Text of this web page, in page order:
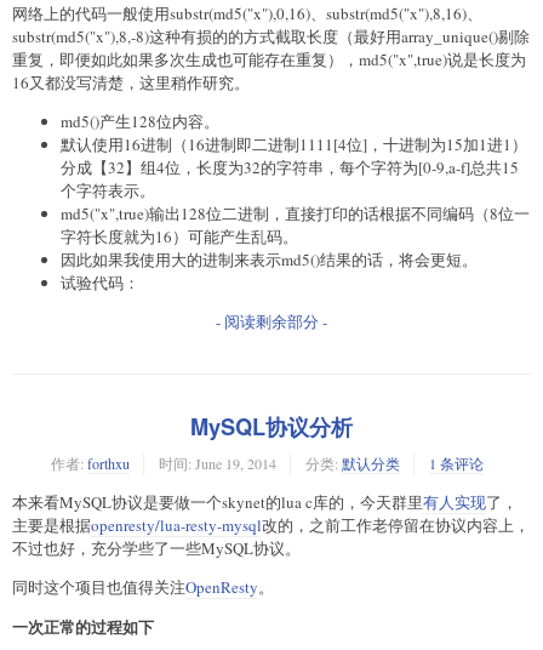
网络上的代码一般使用substr(md5("x"),0,16)、substr(md5("x"),8,16)、
substr(md5("x"),8,-8)这种有损的的方式截取长度（最好用array_unique()剔除
重复，即便如此如果多次生成也可能存在重复），md5("x",true)说是长度为
16又都没写清楚，这里稍作研究。
md5()产生128位内容。
默认使用16进制（16进制即二进制1111[4位]，十进制为15加1进1）
分成【32】组4位，长度为32的字符串，每个字符为[0-9,a-f]总共15
个字符表示。
md5("x",true)输出128位二进制，直接打印的话根据不同编码（8位一
字符长度就为16）可能产生乱码。
因此如果我使用大的进制来表示md5()结果的话，将会更短。
试验代码：
- 阅读剩余部分 -
MySQL协议分析
作者: forthxu 时间: June 19, 2014 分类: 默认分类 1 条评论
本来看MySQL协议是要做一个skynet的lua c库的，今天群里有人实现了，
主要是根据openresty/lua-resty-mysql改的，之前工作老停留在协议内容上，
不过也好，充分学些了一些MySQL协议。
同时这个项目也值得关注OpenResty。
一次正常的过程如下